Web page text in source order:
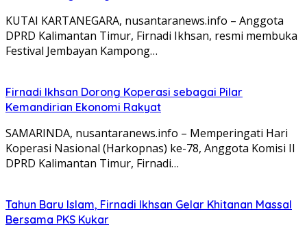
KUTAI KARTANEGARA, nusantaranews.info – Anggota
DPRD Kalimantan Timur, Firnadi Ikhsan, resmi membuka
Festival Jembayan Kampong…
Firnadi Ikhsan Dorong Koperasi sebagai Pilar
Kemandirian Ekonomi Rakyat
SAMARINDA, nusantaranews.info – Memperingati Hari
Koperasi Nasional (Harkopnas) ke-78, Anggota Komisi II
DPRD Kalimantan Timur, Firnadi…
Tahun Baru Islam, Firnadi Ikhsan Gelar Khitanan Massal
Bersama PKS Kukar